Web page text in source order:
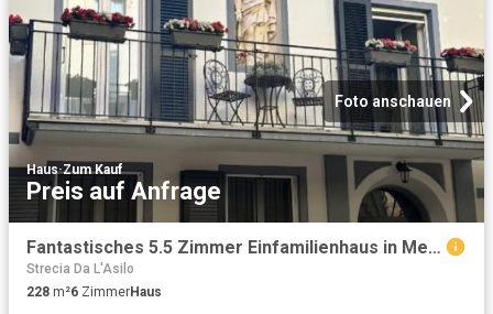
Foto anschauen
Haus·Zum Kauf
Preis auf Anfrage
Fantastisches 5.5 Zimmer Einfamilienhaus in Melide, Kanton Tessin
Strecia Da L'Asilo
228 m²6 ZimmerHaus